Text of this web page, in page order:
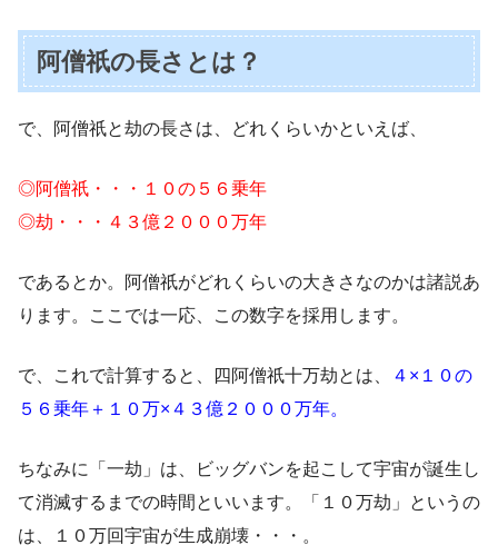
阿僧祇の長さとは？
で、阿僧祇と劫の長さは、どれくらいかといえば、
◎阿僧祇・・・１０の５６乗年
◎劫・・・４３億２０００万年
であるとか。阿僧祇がどれくらいの大きさなのかは諸説あ
ります。ここでは一応、この数字を採用します。
で、これで計算すると、四阿僧祇十万劫とは、
４×１０の
５６乗年＋１０万×４３億２０００万年。
ちなみに「一劫」は、ビッグバンを起こして宇宙が誕生し
て消滅するまでの時間といいます。「１０万劫」というの
は、１０万回宇宙が生成崩壊・・・。